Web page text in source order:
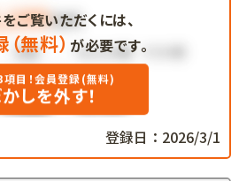
ご覧いただくには、
無料） が必要です。
項目！会員登録(無料)
しを外す！
登録日：2026/3/1